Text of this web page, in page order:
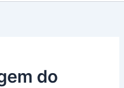
do